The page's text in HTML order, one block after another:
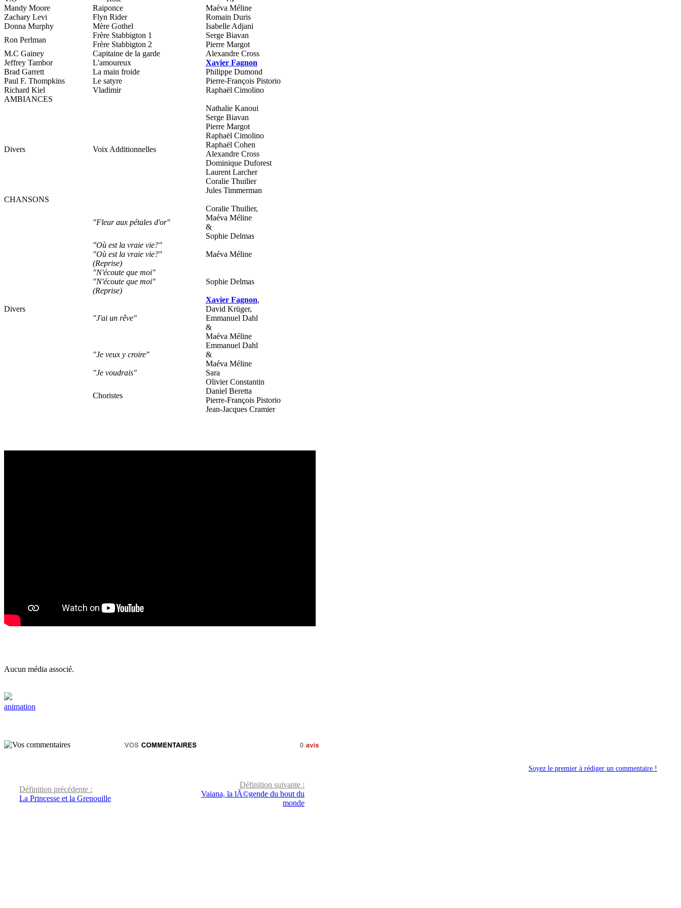
Mandy Moore
Raiponce
Maéva Méline
Zachary Levi
Flyn Rider
Romain Duris
Donna Murphy
Mère Gothel
Isabelle Adjani
Ron Perlman
Frère Stabbigton 1
Serge Biavan
Frère Stabbigton 2
Pierre Margot
M.C Gainey
Capitaine de la garde
Alexandre Cross
Jeffrey Tambor
L'amoureux
Xavier Fagnon
Brad Garrett
La main froide
Philippe Dumond
Paul F. Thompkins
Le satyre
Pierre-François Pistorio
Richard Kiel
Vladimir
Raphaël Cimolino
AMBIANCES
Divers Voix Additionnelles
Nathalie Kanoui
Serge Biavan
Pierre Margot
Raphaël Cimolino
Raphaël Cohen
Alexandre Cross
Dominique Duforest
Laurent Larcher
Coralie Thuilier
Jules Timmerman
CHANSONS
Divers
"Fleur aux pétales d'or"
Coralie Thuilier,
Maéva Méline
&
Sophie Delmas
"Où est la vraie vie?"
Maéva Méline
"Où est la vraie vie?"
(Reprise)
"N'écoute que moi"
Sophie Delmas
"N'écoute que moi"
(Reprise)
"J'ai un rêve"
Xavier Fagnon,
David Krüger,
Emmanuel Dahl
&
Maéva Méline
"Je veux y croire"
Emmanuel Dahl
&
Maéva Méline
"Je voudrais"
Sara
Choristes
Olivier Constantin
Daniel Beretta
Pierre-François Pistorio
Jean-Jacques Cramier
Aucun média associé.
animation
Soyez le premier à rédiger un commentaire !
Définition précédente :
La Princesse et la Grenouille
Définition suivante :
Vaiana, la lÃ©gende du bout du
monde